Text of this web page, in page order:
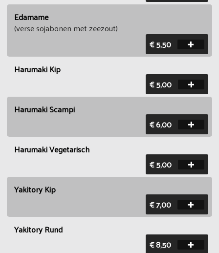
Edamame
(verse sojabonen met zeezout)
€ 5,50
Harumaki Kip
€ 5,00
Harumaki Scampi
€ 6,00
Harumaki Vegetarisch
€ 5,00
Yakitory Kip
€ 7,00
Yakitory Rund
€ 8,50